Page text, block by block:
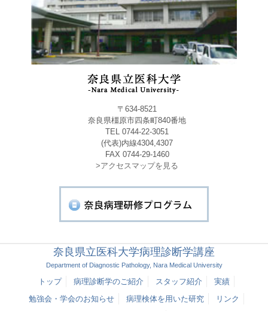
〒634-8521
奈良県橿原市四条町840番地
TEL 0744-22-3051
(代表)内線4304,4307
FAX 0744-29-1460
>アクセスマップを見る
奈良県立医科大学病理診断学講座
Department of Diagnostic Pathology, Nara Medical University
トップ 病理診断学のご紹介 スタッフ紹介
実績
勉強会・学会のお知らせ
病理検体を用いた研究 リンク